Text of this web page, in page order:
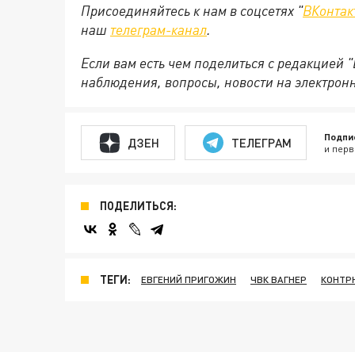
Присоединяйтесь к нам в соцсетях "
наш телеграм-канал.
Если вам есть чем поделиться с
наблюдения, вопросы, новости на
ДЗЕН ТЕЛЕГРАМ и
ПОДЕЛИТЬСЯ:
ТЕГИ: ЕВГЕНИЙ ПРИГОЖИН ЧВК ВАГНЕР